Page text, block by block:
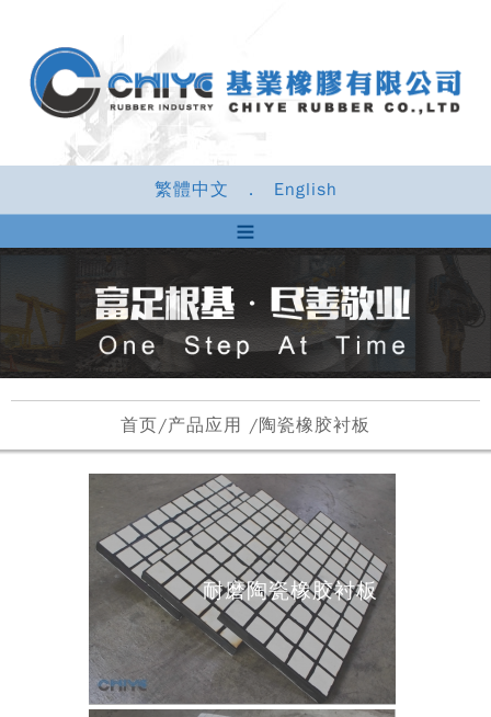
繁體中文 ． English
首页/产品应用 /陶瓷橡胶衬板
耐磨陶瓷橡胶衬板